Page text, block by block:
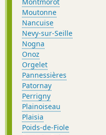
Moutonne
Nancuise
Nevy-sur-Seille
Nogna
Onoz
Orgelet
Pannessières
Patornay
Perrigny
Plainoiseau
Plaisia
Poids-de-Fiole